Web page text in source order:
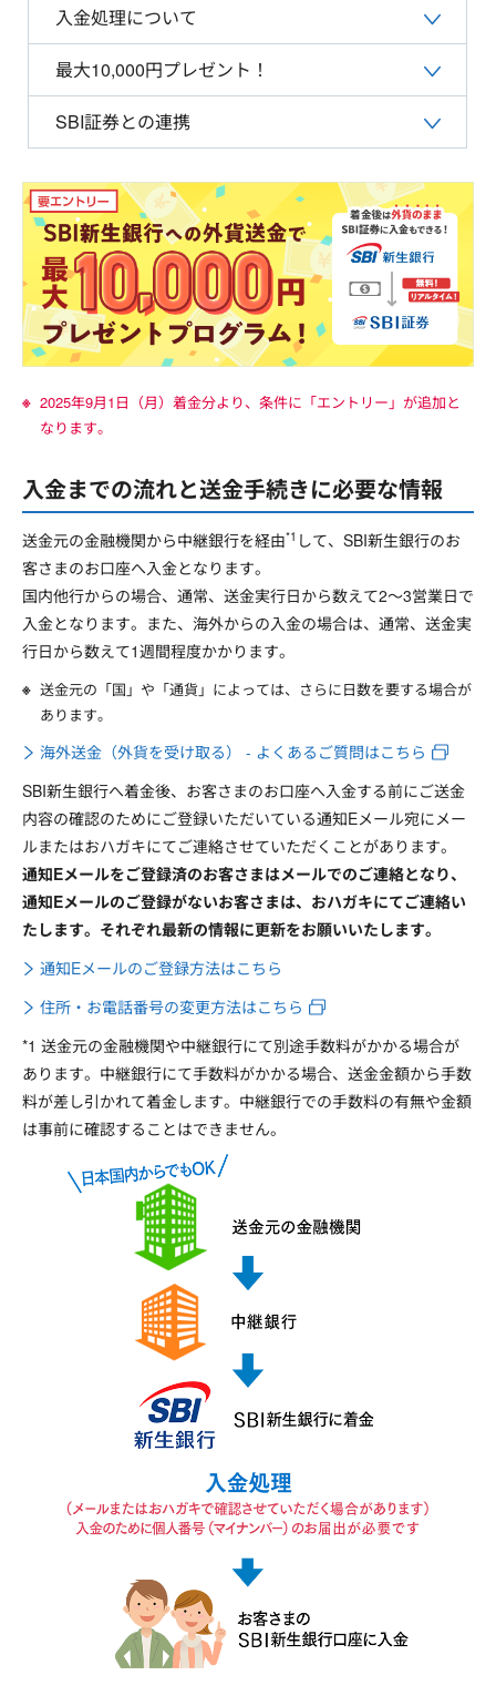
入金処理について
最大10,000円プレゼント！
SBI証券との連携
2025年9月1日（月）着金分より、条件に「エントリー」が追加と
なります。
入金までの流れと送金手続きに必要な情報
送金元の金融機関から中継銀行を経由*1 して、SBI新生銀行のお
客さまのお口座へ入金となります。
国内他行からの場合、通常、送金実行日から数えて2～3営業日で
入金となります。また、海外からの入金の場合は、通常、送金実
行日から数えて1週間程度かかります。
送金元の「国」や「通貨」によっては、さらに日数を要する場合が
あります。
海外送金（外貨を受け取る） - よくあるご質問はこちら
SBI新生銀行へ着金後、お客さまのお口座へ入金する前にご送金
内容の確認のためにご登録いただいている通知Eメール宛にメー
ルまたはおハガキにてご連絡させていただくことがあります。
通知Eメールをご登録済のお客さまはメールでのご連絡となり、
通知Eメールのご登録がないお客さまは、おハガキにてご連絡い
たします。それぞれ最新の情報に更新をお願いいたします。
通知Eメールのご登録方法はこちら
住所・お電話番号の変更方法はこちら
*1 送金元の金融機関や中継銀行にて別途手数料がかかる場合が
あります。中継銀行にて手数料がかかる場合、送金金額から手数
料が差し引かれて着金します。中継銀行での手数料の有無や金額
は事前に確認することはできません。